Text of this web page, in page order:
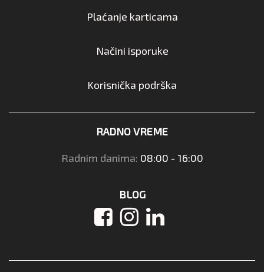
Plaćanje karticama
Načini isporuke
Korisnička podrška
RADNO VREME
Radnim danima: 08:00 - 16:00
BLOG